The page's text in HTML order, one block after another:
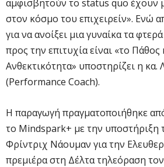
αμφισβητούν το status quo έχουν
στον κόσμο του επιχειρείν». Ενώ
για να ανοίξει μια γυναίκα τα
προς την επιτυχία είναι «το Πάθος
Ανθεκτικότητα» υποστηρίζει η
(Performance Coach).
Η παραγωγή πραγματοποιήθηκε
το Mindspark+ με την υποστήριξη
Φρίντριχ Νάουμαν για την
πρεμιέρα στη Δέλτα τηλεόραση